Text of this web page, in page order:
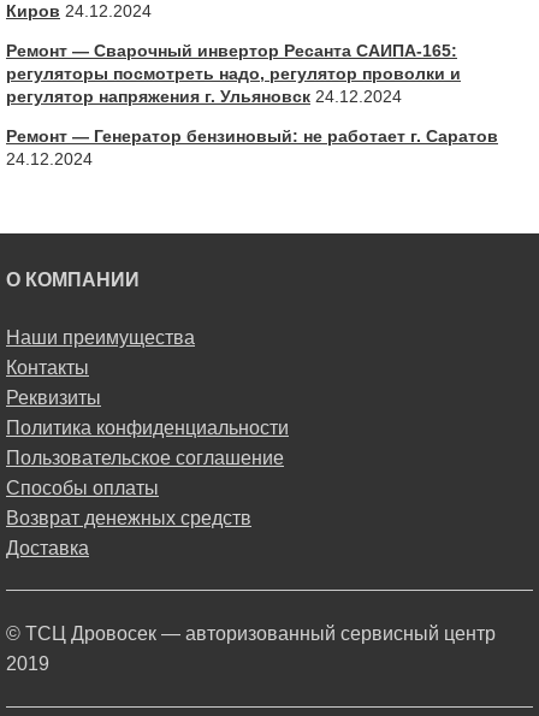
Киров 24.12.2024
Ремонт — Сварочный инвертор Ресанта САИПА-165:
регуляторы посмотреть надо, регулятор проволки и
регулятор напряжения г. Ульяновск 24.12.2024
Ремонт — Генератор бензиновый: не работает г. Саратов
24.12.2024
О КОМПАНИИ
Наши преимущества
Контакты
Реквизиты
Политика конфиденциальности
Пользовательское соглашение
Способы оплаты
Возврат денежных средств
Доставка
© ТСЦ Дровосек — авторизованный сервисный центр
2019